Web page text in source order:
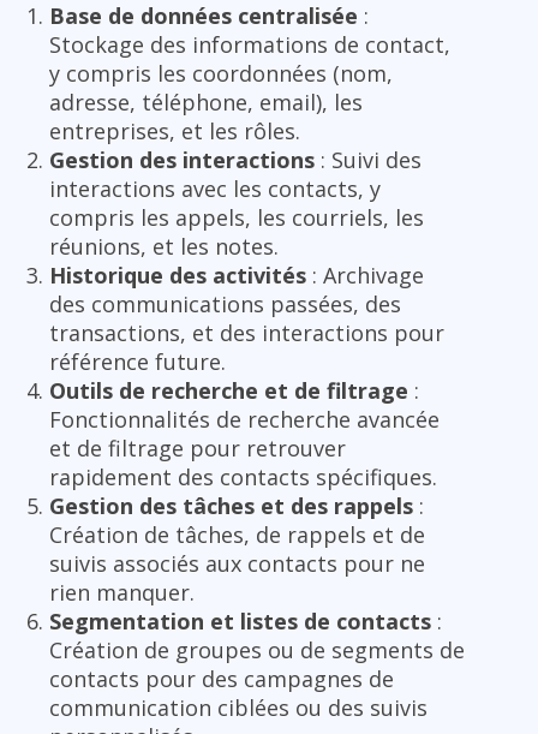
Base de données centralisée :
Stockage des informations de contact,
y compris les coordonnées (nom,
adresse, téléphone, email), les
entreprises, et les rôles.
Gestion des interactions : Suivi des
interactions avec les contacts, y
compris les appels, les courriels, les
réunions, et les notes.
Historique des activités : Archivage
des communications passées, des
transactions, et des interactions pour
référence future.
Outils de recherche et de filtrage :
Fonctionnalités de recherche avancée
et de filtrage pour retrouver
rapidement des contacts spécifiques.
Gestion des tâches et des rappels :
Création de tâches, de rappels et de
suivis associés aux contacts pour ne
rien manquer.
Segmentation et listes de contacts :
Création de groupes ou de segments de
contacts pour des campagnes de
communication ciblées ou des suivis